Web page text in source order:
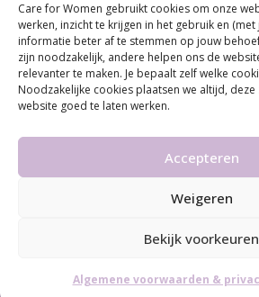
Care for Women gebruikt cookies om onze
werken, inzicht te krijgen in het gebruik en
informatie beter af te stemmen op jouw
zijn noodzakelijk, andere helpen ons de
relevanter te maken. Je bepaalt zelf welke
Noodzakelijke cookies plaatsen we altijd,
website goed te laten werken.
Accepteren
Weigeren
Bekijk voorkeuren
Algemene voorwaarden &
Care for Women is de eerste organisatie die
van hormonale problemen bij vrouwen. Met
behoort Care for Women tot één van de
vakgebied...
voorwaarden & Privacy statement
ByInfused